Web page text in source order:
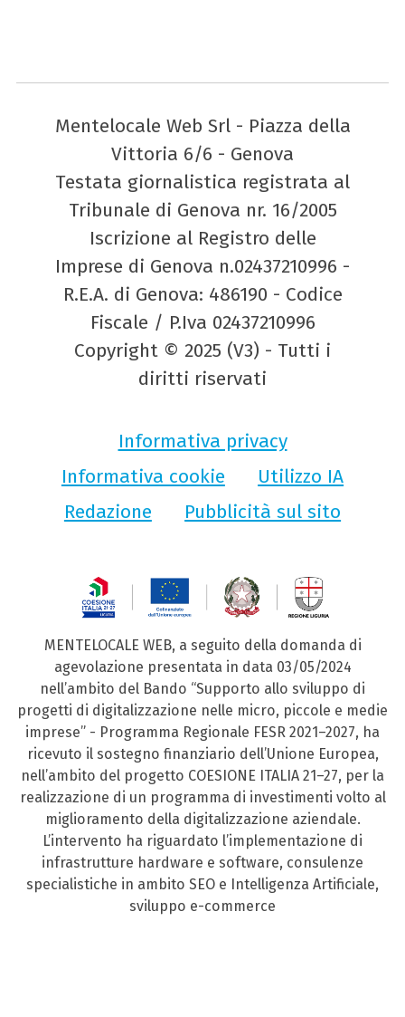
Mentelocale Web Srl - Piazza della
Vittoria 6/6 - Genova
Testata giornalistica registrata al
Tribunale di Genova nr. 16/2005
Iscrizione al Registro delle
Imprese di Genova n.02437210996 -
R.E.A. di Genova: 486190 - Codice
Fiscale / P.Iva 02437210996
Copyright © 2025 (V3) - Tutti i
diritti riservati
Informativa privacy
Informativa cookie
Utilizzo IA
Redazione
Pubblicità sul sito
MENTELOCALE WEB, a seguito della domanda di
agevolazione presentata in data 03/05/2024
nell’ambito del Bando “Supporto allo sviluppo di
progetti di digitalizzazione nelle micro, piccole e medie
imprese” - Programma Regionale FESR 2021–2027, ha
ricevuto il sostegno finanziario dell’Unione Europea,
nell’ambito del progetto COESIONE ITALIA 21–27, per la
realizzazione di un programma di investimenti volto al
miglioramento della digitalizzazione aziendale.
L’intervento ha riguardato l’implementazione di
infrastrutture hardware e software, consulenze
specialistiche in ambito SEO e Intelligenza Artificiale,
sviluppo e-commerce